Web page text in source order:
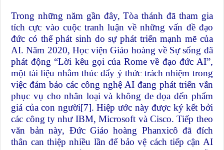
Trong những năm gần đây, Tòa thánh đã tham gia
tích cực vào cuộc tranh luận về những vấn đề đạo
đức có thể phát sinh do sự phát triển mạnh mẽ của
AI. Năm 2020, Học viện Giáo hoàng về Sự sống đã
phát động “Lời kêu gọi của Rome về đạo đức AI”,
một tài liệu nhằm thúc đẩy ý thức trách nhiệm trong
việc đảm bảo các công nghệ AI đang phát triển vẫn
phục vụ cho nhân loại và không đe dọa đến phẩm
giá của con người[7]. Hiệp ước này được ký kết bởi
các công ty như IBM, Microsoft và Cisco. Tiếp theo
văn bản này, Đức Giáo hoàng Phanxicô đã đích
thân can thiệp nhiều lần để bảo vệ cách tiếp cận AI